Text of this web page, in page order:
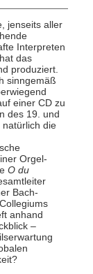
jenseits aller
Interpreten
das
produziert.
sinngemäß
einer CD zu
des 19. und
die
Orgel-
O du
Bach-
anhand
–